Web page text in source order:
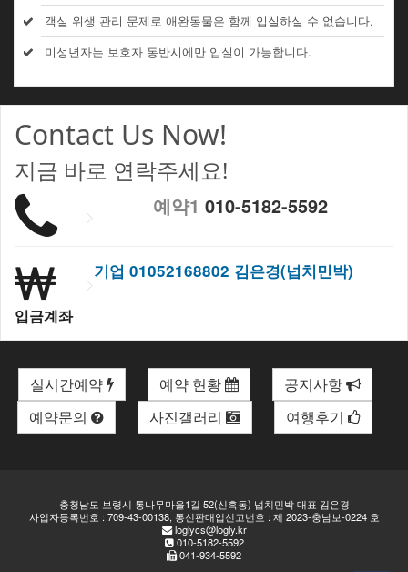
객실 위생 관리 문제로 애완동물은 함께 입실하실 수 없습니다.
미성년자는 보호자 동반시에만 입실이 가능합니다.
Contact Us Now!
지금 바로 연락주세요!
예약1 010-5182-5592
입금계좌
기업 01052168802 김은경(넙치민박)
실시간예약 예약 현황
공지사항
예약문의
사진갤러리 여행후기
충청남도 보령시 통나무마을1길 52(신흑동) 넙치민박 대표 김은경
사업자등록번호 : 709-43-00138, 통신판매업신고번호 : 제 2023-충남보-0224 호
loglycs@logly.kr
010-5182-5592
041-934-5592